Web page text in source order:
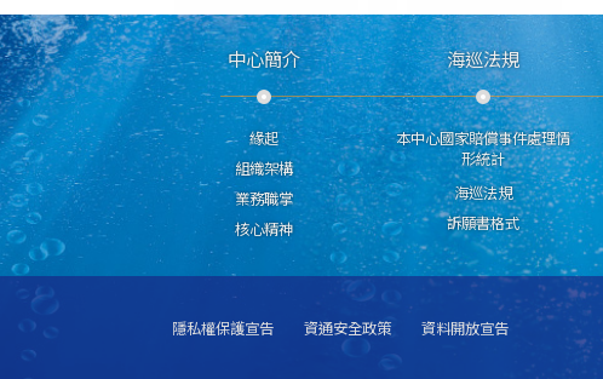
中心簡介
緣起
組織架構
業務職掌
核心精神
海巡法規
本中心國家賠償事件處理情
形統計
海巡法規
訴願書格式
隱私權保護宣告 資通安全政策 資料開放宣告